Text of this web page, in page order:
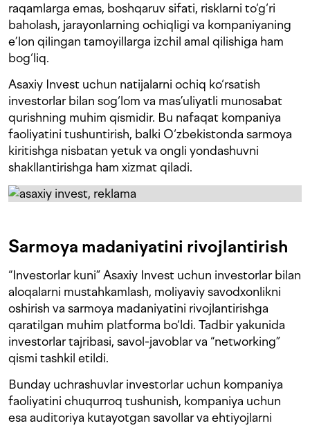
raqamlarga emas, boshqaruv sifati, risklarni to‘g‘ri
baholash, jarayonlarning ochiqligi va kompaniyaning
e’lon qilingan tamoyillarga izchil amal qilishiga ham
bog‘liq.
Asaxiy Invest uchun natijalarni ochiq ko‘rsatish
investorlar bilan sog‘lom va mas’uliyatli munosabat
qurishning muhim qismidir. Bu nafaqat kompaniya
faoliyatini tushuntirish, balki O‘zbekistonda sarmoya
kiritishga nisbatan yetuk va ongli yondashuvni
shakllantirishga ham xizmat qiladi.
Sarmoya madaniyatini rivojlantirish
“Investorlar kuni” Asaxiy Invest uchun investorlar bilan
aloqalarni mustahkamlash, moliyaviy savodxonlikni
oshirish va sarmoya madaniyatini rivojlantirishga
qaratilgan muhim platforma bo‘ldi. Tadbir yakunida
investorlar tajribasi, savol-javoblar va “networking”
qismi tashkil etildi.
Bunday uchrashuvlar investorlar uchun kompaniya
faoliyatini chuqurroq tushunish, kompaniya uchun
esa auditoriya kutayotgan savollar va ehtiyojlarni